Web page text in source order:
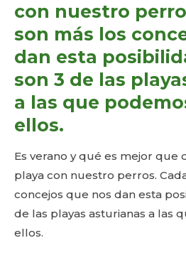
con nuestro
son más los
dan esta
son 3 de las
a las que
ellos.
Es verano y qué es mejor que
playa con nuestro perros.
concejos que nos dan esta
de las playas asturianas a las
ellos.